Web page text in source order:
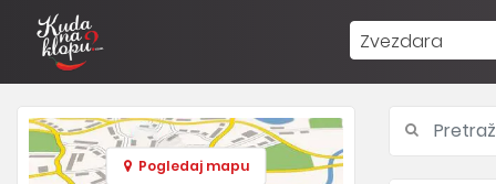
Zvezdara
Pogledaj mapu